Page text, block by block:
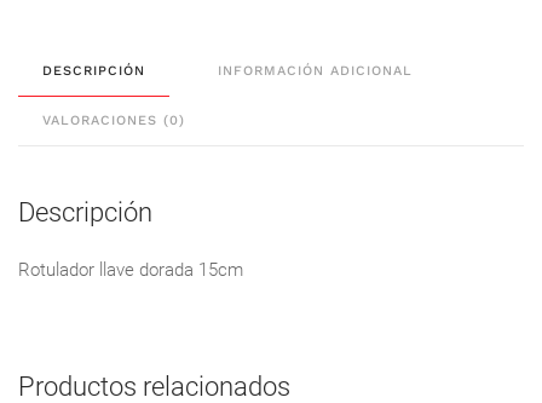
DESCRIPCIÓN INFORMACIÓN ADICIONAL
VALORACIONES (0)
Descripción
Rotulador llave dorada 15cm
Productos relacionados